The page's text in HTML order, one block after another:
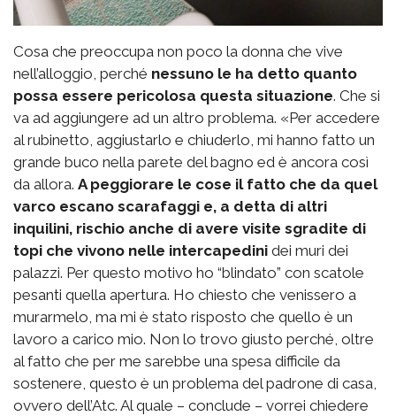
Cosa che preoccupa non poco la donna che vive
nell’alloggio, perché nessuno le ha detto quanto
possa essere pericolosa questa situazione. Che si
va ad aggiungere ad un altro problema. «Per accedere
al rubinetto, aggiustarlo e chiuderlo, mi hanno fatto un
grande buco nella parete del bagno ed è ancora così
da allora. A peggiorare le cose il fatto che da quel
varco escano scarafaggi e, a detta di altri
inquilini, rischio anche di avere visite sgradite di
topi che vivono nelle intercapedini dei muri dei
palazzi. Per questo motivo ho “blindato” con scatole
pesanti quella apertura. Ho chiesto che venissero a
murarmelo, ma mi è stato risposto che quello è un
lavoro a carico mio. Non lo trovo giusto perché, oltre
al fatto che per me sarebbe una spesa difficile da
sostenere, questo è un problema del padrone di casa,
ovvero dell’Atc. Al quale – conclude – vorrei chiedere